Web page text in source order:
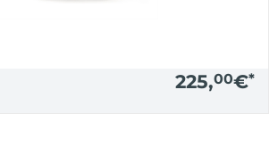
225,00€*